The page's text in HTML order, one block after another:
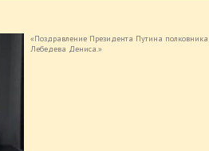
«Поздравление Президента Путина
Лебедева Дениса.»